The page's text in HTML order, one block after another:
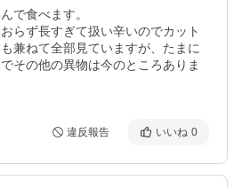
で食べます。
らず長すぎて扱い辛いのでカット
兼ねて全部見ていますが、たまに
その他の異物は今のところありま
違反報告 いいね 0